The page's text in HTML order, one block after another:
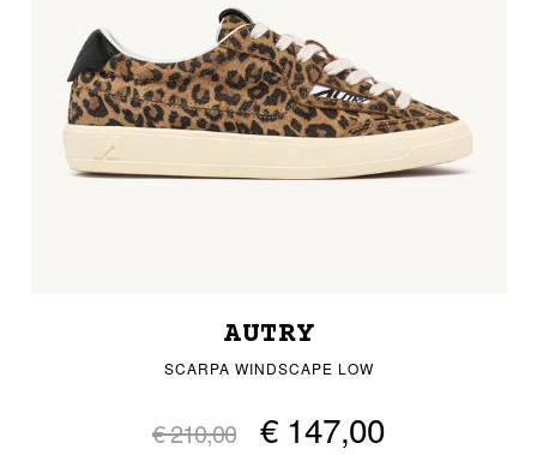
AUTRY
SCARPA WINDSCAPE LOW
€ 210,00 € 147,00